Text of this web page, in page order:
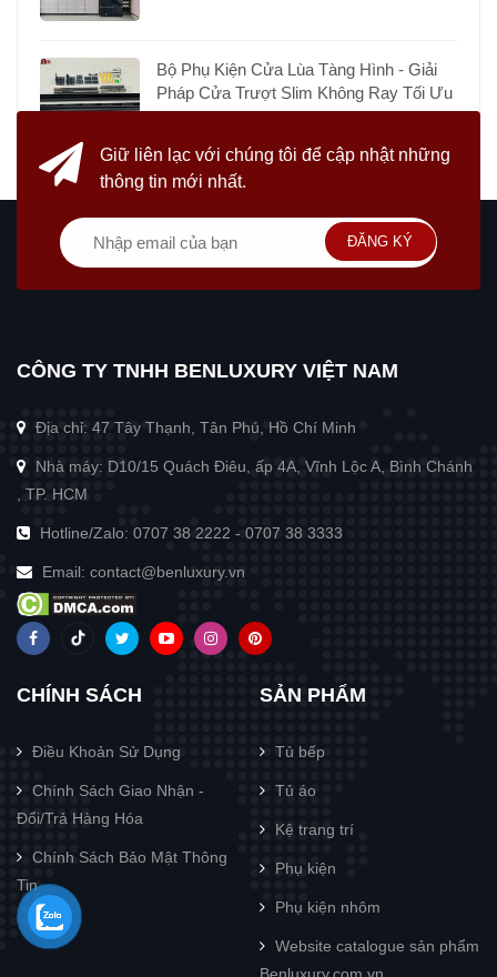
Bộ Phụ Kiện Cửa Lùa Tàng Hình - Giải
Pháp Cửa Trượt Slim Không Ray Tối Ưu
Giữ liên lạc với chúng tôi để cập nhật những
thông tin mới nhất.
ĐĂNG KÝ
CÔNG TY TNHH BENLUXURY VIỆT NAM
Địa chỉ: 47 Tây Thạnh, Tân Phú, Hồ Chí Minh
Nhà máy: D10/15 Quách Điêu, ấp 4A, Vĩnh Lộc A, Bình Chánh
, TP. HCM
Hotline/Zalo: 0707 38 2222 - 0707 38 3333
Email: contact@benluxury.vn
CHÍNH SÁCH
Điều Khoản Sử Dụng
Chính Sách Giao Nhận -
Đổi/Trả Hàng Hóa
Chính Sách Bảo Mật Thông
Tin
SẢN PHẨM
Tủ bếp
Tủ áo
Kệ trang trí
Phụ kiện
Phụ kiện nhôm
Website catalogue sản phẩm